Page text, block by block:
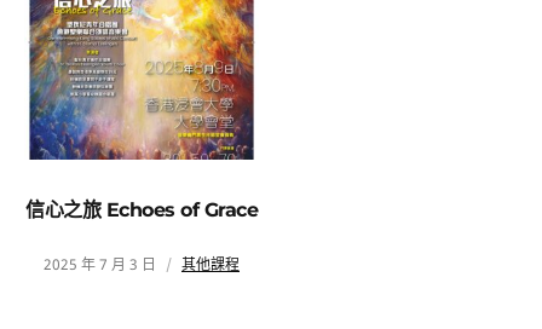
信心之旅 Echoes of Grace
2025 年 7 月 3 日 其他課程